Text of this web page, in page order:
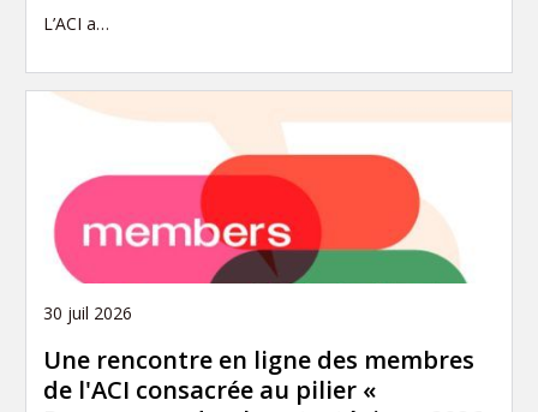
L’ACI a…
30 juil 2026
Une rencontre en ligne des membres
de l'ACI consacrée au pilier «